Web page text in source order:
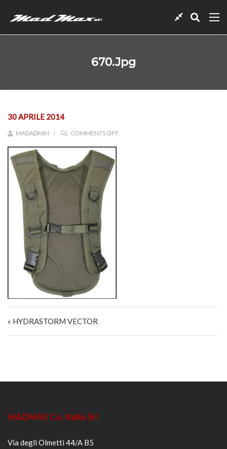
670.jpg
30 APRILE 2014
MADADMIN COMMENTS OFFON 670.JPG
« HYDRASTORM VECTOR
MADMAX Co. Italia Srl
Via degli Olmetti 44/A B5